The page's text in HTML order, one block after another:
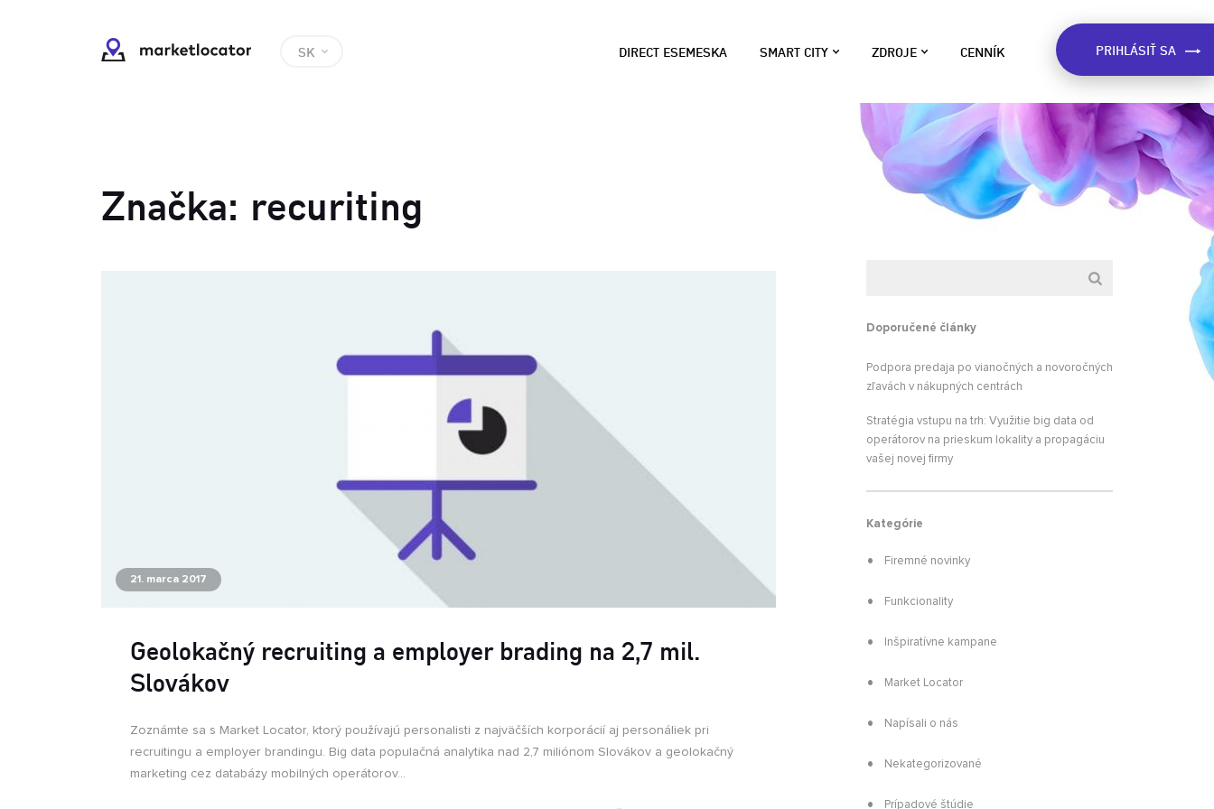
SK DIRECT ESEMESKA SMART CITY ZDROJE
Čo sme zistili o Slovákoch na
základe dát, inšpirácie pre kampane,
dôležité upozornenia a viac.
MARKET LOCATOR WIKI
a užitočné rady pre vytvýranie
ČASTÉ OTÁZKY
Ak máte s niečim problém môžete
začať tu. Na tieto otázky
CENNÍK PRIHLÁSIŤ SA
Značka: recuriting
21. marca 2017
Geolokačný recruiting a employer brading na 2,7 mil.
Slovákov
Zoznámte sa s Market Locator, ktorý používajú personalisti z najväčších korporácií aj personáliek pri
recruitingu a employer brandingu. Big data populačná analytika nad 2,7 miliónom Slovákov a geolokačný
marketing cez databázy mobilných operátorov...
Doporučené články
Podpora predaja po vianočných a novoročných
zľavách v nákupných centrách
Stratégia vstupu na trh: Využitie big data od
operátorov na prieskum lokality a propagáciu
vašej novej firmy
Kategórie
Firemné novinky
Funkcionality
Inšpiratívne kampane
Market Locator
Napísali o nás
Nekategorizované
Prípadové štúdie